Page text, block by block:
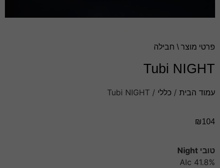
פרטי מוצר \ חבילה
Tubi NIGHT
עמוד הבית / כללי / Tubi NIGHT
₪104
טובי Night
41.8% Alc